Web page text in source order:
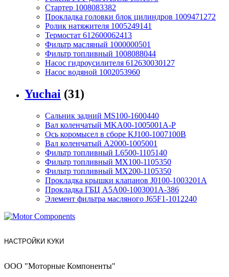
Стартер 1008083382
Прокладка головки блок цилиндров 1009471272
Ролик натяжителя 1005249141
Термостат 612600062413
Фильтр масляный 1000000501
Фильтр топливный 1008088044
Насос гидроусилителя 612630030127
Насос водяной 1002053960
Yuchai (31)
Сальник задний MS100-1600440
Вал коленчатый MKA00-1005001A-P
Ось коромысел в сборе KJ100-1007100B
Вал коленчатый A2000-1005001
Фильтр топливный L6500-1105140
Фильтр топливный MX100-1105350
Фильтр топливный MX200-1105350
Прокладка крышки клапанов J0100-1003201A
Прокладка ГБЦ A5A00-1003001A-386
Элемент фильтра масляного J65F1-1012240
НАСТРОЙКИ КУКИ
ООО "Моторные Компоненты"